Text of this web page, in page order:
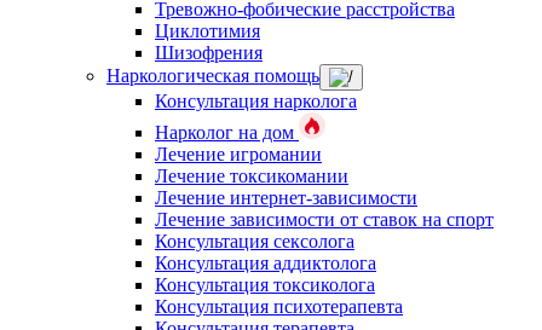
Тревожно-фобические расстройства
Циклотимия
Шизофрения
Наркологическая помощь
Консультация нарколога
Нарколог на дом
Лечение игромании
Лечение токсикомании
Лечение интернет-зависимости
Лечение зависимости от ставок на спорт
Консультация сексолога
Консультация аддиктолога
Консультация токсиколога
Консультация психотерапевта